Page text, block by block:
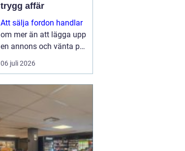
trygg affär
Att sälja fordon handlar
om mer än att lägga upp
en annons och vänta på
svar. Många vill få en
bra peng för bilen,
snöskotern, men lika
viktigt är en säker affär,
snabb betalning oc...
06 juli 2026